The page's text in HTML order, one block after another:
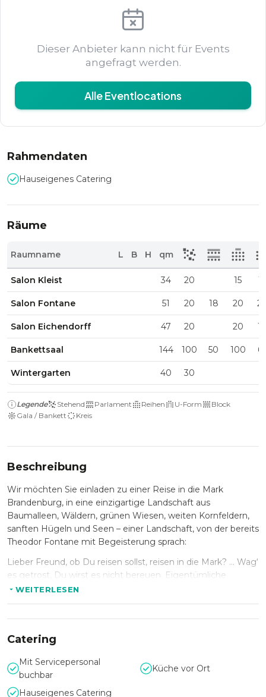
Dieser Anbieter kann nicht für Events
angefragt werden.
Alle Eventlocations
Rahmendaten
Hauseigenes Catering
Räume
Raumname L B H qm
Salon Kleist 34 20 15 12
Salon Fontane 51 20 18 20
Salon Eichendorff 47 20 20
Bankettsaal 144 100 50 100
Wintergarten 40 30
Legende Stehend Parlament Reihen U-Form
Block
Gala / Bankett
Kreis
Beschreibung
Wir möchten Sie einladen zu einer Reise in die Mark
Brandenburg, in eine einzigartige Landschaft aus
Baumalleen, Wäldern, grünen Wiesen, weiten Kornfeldern,
sanften Hügeln und Seen – einer Landschaft, von der bereits
Theodor Fontane mit Begeisterung sprach:
Lieber Freund, ob Du reisen sollst, reisen in die Mark? … Wag‘
es getrost, Du wirst es nicht bereuen. Eigentümliche
Freuden und Genüsse werden Dich begleiten. Du wirst
Entdeckungen machen, denn überall, wohin Du kommst,
Ein besonderer Reiz unseres Hauses ist die relative Nähe
Berlins. Alle touristischen Attraktionen der
Bundeshauptstadt, die Sehenswürdigkeiten der alten
preußischen Residenzstadt Potsdam, das Oderbruch sowie
der landschaftlich unvergleichliche Spreewald sind bequem
WEITERLESEN
Catering
Mit Servicepersonal
buchbar
Küche vor Ort
Hauseigenes Catering